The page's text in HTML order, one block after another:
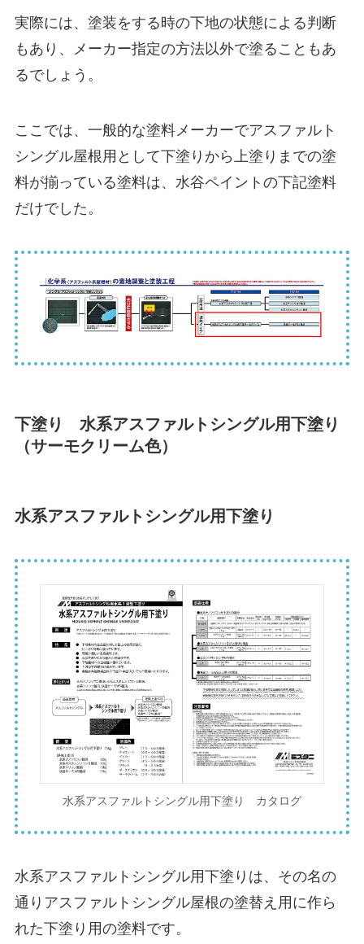
実際には、塗装をする時の下地の状態による判断
もあり、メーカー指定の方法以外で塗ることもあ
るでしょう。
ここでは、一般的な塗料メーカーでアスファルト
シングル屋根用として下塗りから上塗りまでの塗
料が揃っている塗料は、水谷ペイントの下記塗料
だけでした。
下塗り 水系アスファルトシングル用下塗り
（サーモクリーム色）
水系アスファルトシングル用下塗り
水系アスファルトシングル用下塗り カタログ
水系アスファルトシングル用下塗りは、その名の
通りアスファルトシングル屋根の塗替え用に作ら
れた下塗り用の塗料です。